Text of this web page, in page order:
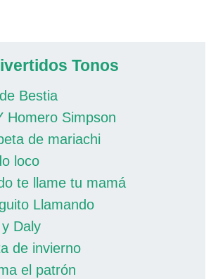
Tonos
Bestia
Homero Simpson
de mariachi
loco
te llame tu mamá
Llamando
Daly
de invierno
el patrón